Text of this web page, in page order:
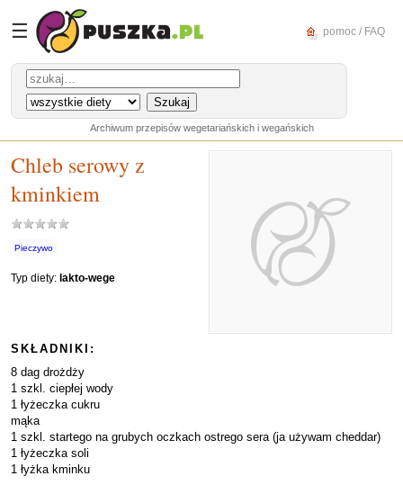
☰ pomoc / FAQ
Archiwum przepisów wegetariańskich i wegańskich
Chleb serowy z
kminkiem
Pieczywo
Typ diety: lakto-wege
SKŁADNIKI:
8 dag drożdży
1 szkl. ciepłej wody
1 łyżeczka cukru
mąka
1 szkl. startego na grubych oczkach ostrego sera (ja używam cheddar)
1 łyżeczka soli
1 łyżka kminku